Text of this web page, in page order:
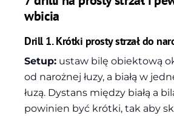
wbicia
Drill 1. Krótki prosty strzał do
Setup: ustaw bilę obiektową
od narożnej łuzy, a białą w
łuzą. Dystans między białą a
powinien być krótki, tak aby